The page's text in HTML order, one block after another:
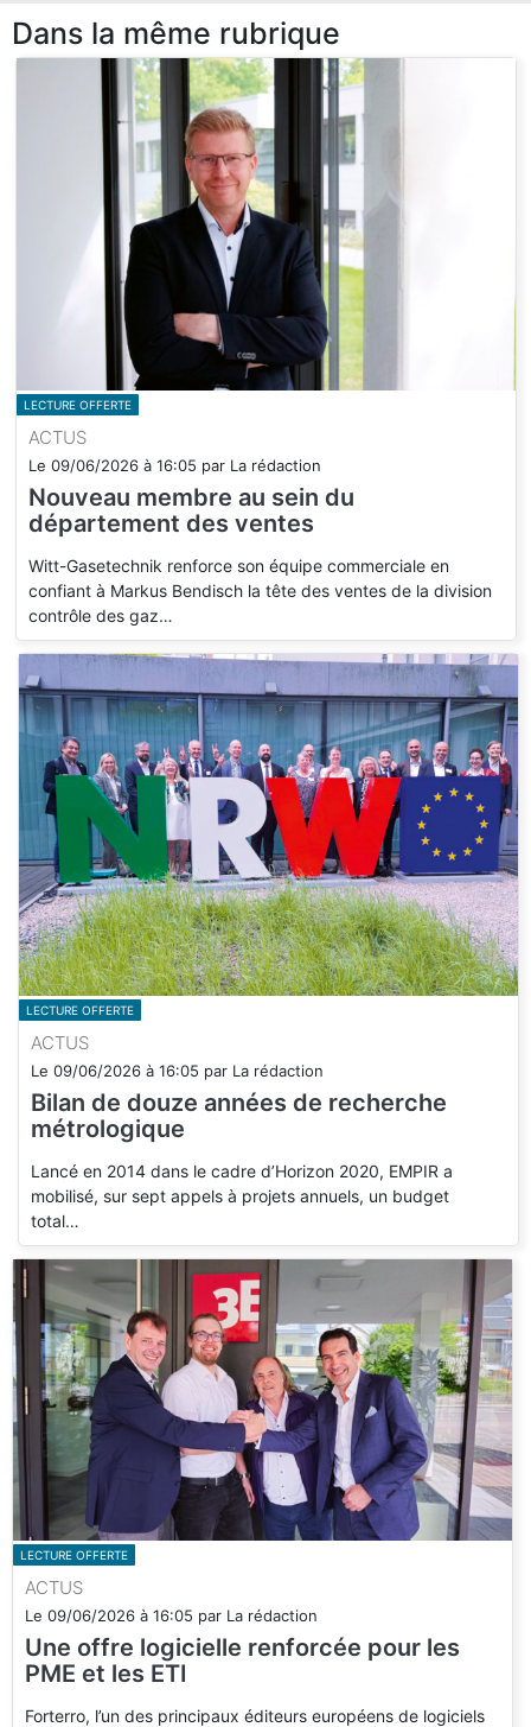
Dans la même rubrique
LECTURE OFFERTE
ACTUS
Le 09/06/2026 à 16:05 par La rédaction
Nouveau membre au sein du
département des ventes
Witt-Gasetechnik renforce son équipe commerciale en
confiant à Markus Bendisch la tête des ventes de la division
contrôle des gaz…
LECTURE OFFERTE
ACTUS
Le 09/06/2026 à 16:05 par La rédaction
Bilan de douze années de recherche
métrologique
Lancé en 2014 dans le cadre d’Horizon 2020, EMPIR a
mobilisé, sur sept appels à projets annuels, un budget
total…
LECTURE OFFERTE
ACTUS
Le 09/06/2026 à 16:05 par La rédaction
Une offre logicielle renforcée pour les
PME et les ETI
Forterro, l’un des principaux éditeurs européens de logiciels